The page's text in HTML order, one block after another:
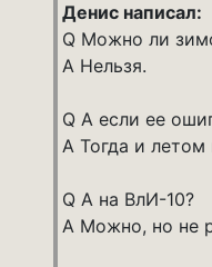
Денис написал:
Q Можно ли
A Нельзя.
Q А если ее
A Тогда и летом
Q А на ВлИ-10?
A Можно, но не